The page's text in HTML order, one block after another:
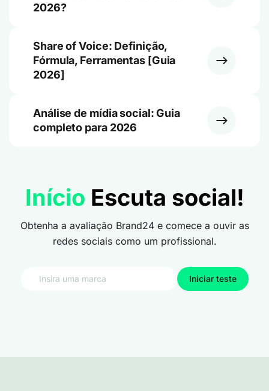
2026?
Share of Voice: Definição,
Fórmula, Ferramentas [Guia
2026]
Análise de mídia social: Guia
completo para 2026
Início Escuta social!
Obtenha a avaliação Brand24 e comece a ouvir as
redes sociais como um profissional.
Iniciar teste